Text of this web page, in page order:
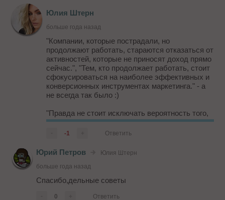
Юлия Штерн
больше года назад
"Компании, которые пострадали, но
продолжают работать, стараются отказаться от
активностей, которые не приносят доход прямо
сейчас.", "Тем, кто продолжает работать, стоит
сфокусироваться на наиболее эффективных и
конверсионных инструментах маркетинга." - а
не всегда так было :)
"Правда не стоит исключать вероятность того,
что часть из этих экспериментов окажется
успешными и компании захотят дальше
рано или ...
-1 Ответить
Юрий Петров
Юлия Штерн
больше года назад
Спасибо,дельные советы
0 Ответить